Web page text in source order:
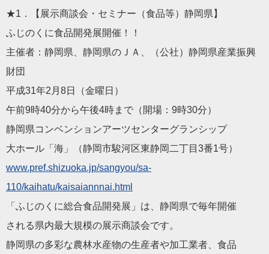
★1．【展示商談会・セミナー（食品等）静岡県】
ふじのくに食品開発展開催！！
主催者：静岡県、静岡県のＪＡ、（公社）静岡県産業振興
財団
平成31年2月8日（金曜日）
午前9時40分から午後4時まで（開場：9時30分）
静岡県コンベンションアーツセンターグランシップ
大ホール「海」（静岡市駿河区東静岡二丁目3番1号）
www.pref.shizuoka.jp/sangyou/sa-
110/kaihatu/kaisaiannnai.html
「ふじのくに総合食品開発展」は、静岡県で毎年開催
される県内最大規模の展示商談会です。
静岡県の多彩な農林水産物の生産者や加工業者、食品